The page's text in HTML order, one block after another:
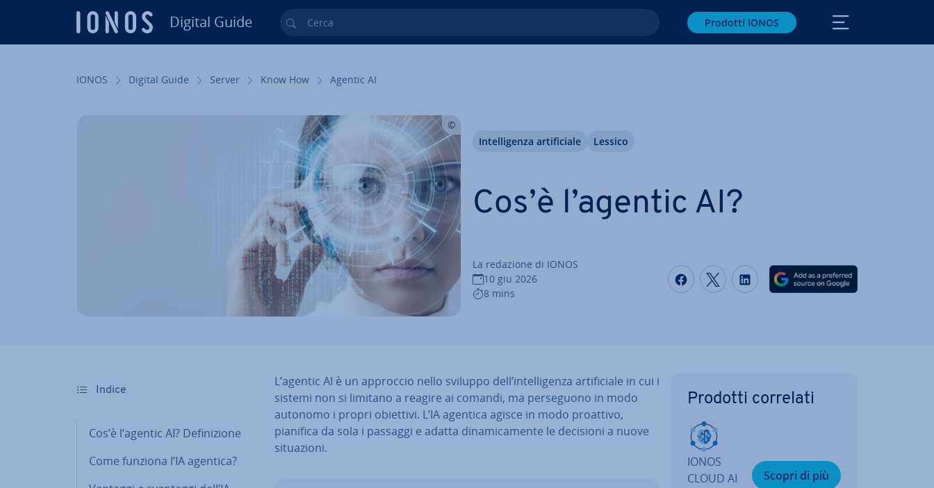
Digital Guide Cerca Prodotti IONOS
IONOS Digital Guide Server Know How Agentic AI
Cos’è l’agentic AI?
La redazione di IONOS
10 giu 2026
8 mins
Condividi via Facebook
Condividi via Twitter
Condividi via LinkedIN
In­tel­li­gen­za ar­ti­fi­cia­le Lessico
Indice
Cos’è l’agentic AI? De­fi­ni­zio­ne
Come funziona l’IA agentica?
L’agentic AI è un approccio nello sviluppo dell’in­tel­li­gen­za ar­ti­fi­cia­le in cui i
sistemi non si limitano a reagire ai comandi, ma per­se­guo­no in modo
autonomo i propri obiettivi. L’IA agentica agisce in modo proattivo,
pianifica da sola i passaggi e adatta di­na­mi­ca­men­te le decisioni a nuove
si­tua­zio­ni.
Prodotti correlati
IONOS
CLOUD AI
Scopri di più